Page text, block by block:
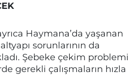
Haymana’da yaşanan
sorunlarının da
Şebeke çekim problemi
gerekli çalışmaların hızla